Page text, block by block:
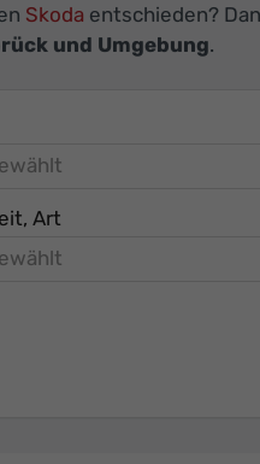
Skoda entschieden?
und Umgebung.
Art